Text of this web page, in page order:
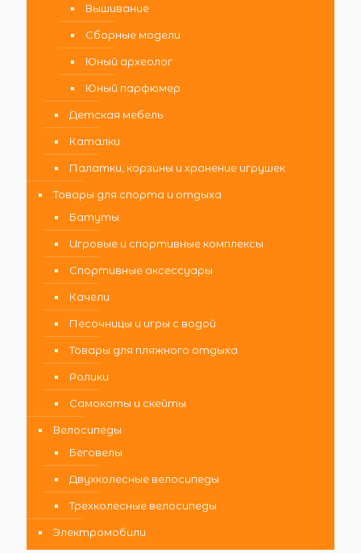
Вышивание
Сборные модели
Юный археолог
Юный парфюмер
Детская мебель
Каталки
Палатки, корзины и хранение игрушек
Товары для спорта и отдыха
Батуты
Игровые и спортивные комплексы
Спортивные аксессуары
Качели
Песочницы и игры с водой
Товары для пляжного отдыха
Ролики
Самокаты и скейты
Велосипеды
Беговелы
Двухколесные велосипеды
Трехколесные велосипеды
Электромобили